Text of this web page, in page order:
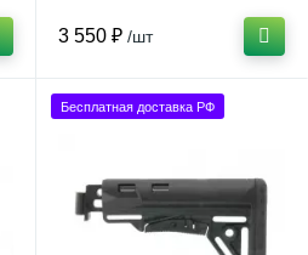
3 550 ₽ /шт
Бесплатная доставка РФ